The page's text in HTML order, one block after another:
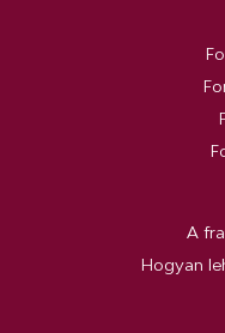
A
Hogyan